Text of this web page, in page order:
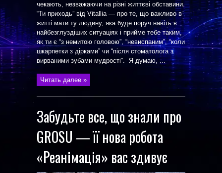
чекають, незважаючи на різні життєві обставини.
“Ти приходь” від Vitallia — про те, що важливо в
житті мати ту людину, яка буде поруч навіть в
найбезглуздіших ситуаціях і прийме тебе таким,
як ти є “з немитою головою”, “невиспаним”, “коли
шкарпетки з дірками” чи “після стоматолога з
вирваними зубами мудрості”. Я думаю, ...
Читать далее »
Забудьте все, що знали про
GROSU — її нова робота
«Реанімація» вас здивує